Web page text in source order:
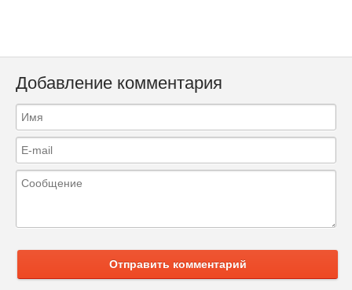
Добавление комментария
Отправить комментарий